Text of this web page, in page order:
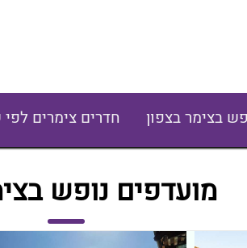
בצימר בצפון חדרים צימרים
מועדפים נופש